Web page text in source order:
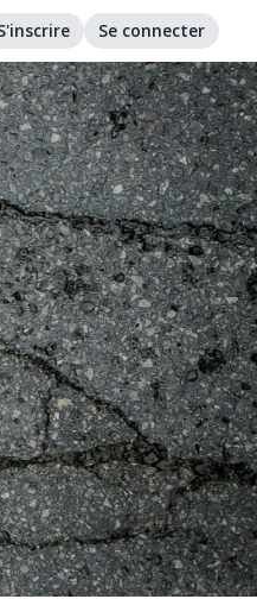
Se connecter